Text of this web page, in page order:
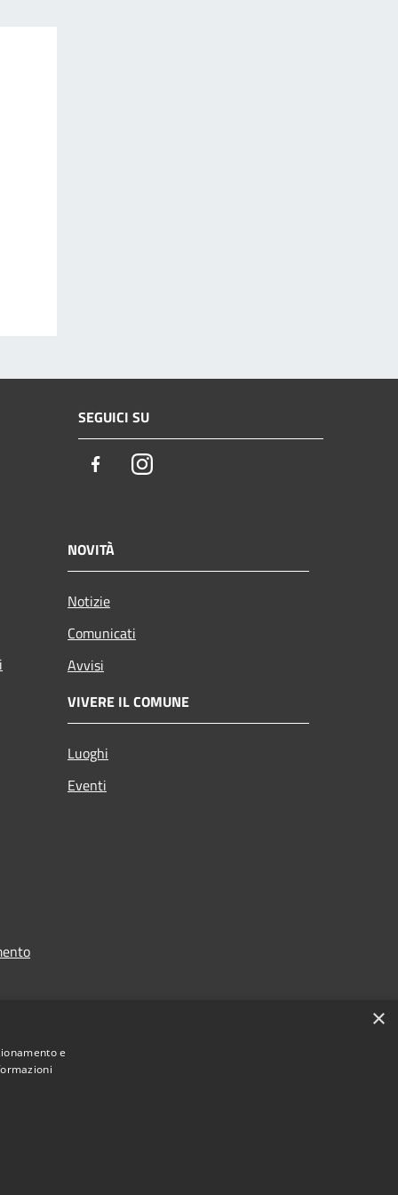
SEGUICI SU
FacebookInstagram
NOVITÀ
Notizie
Comunicati
Avvisi
VIVERE IL COMUNE
Luoghi
Eventi
×
e